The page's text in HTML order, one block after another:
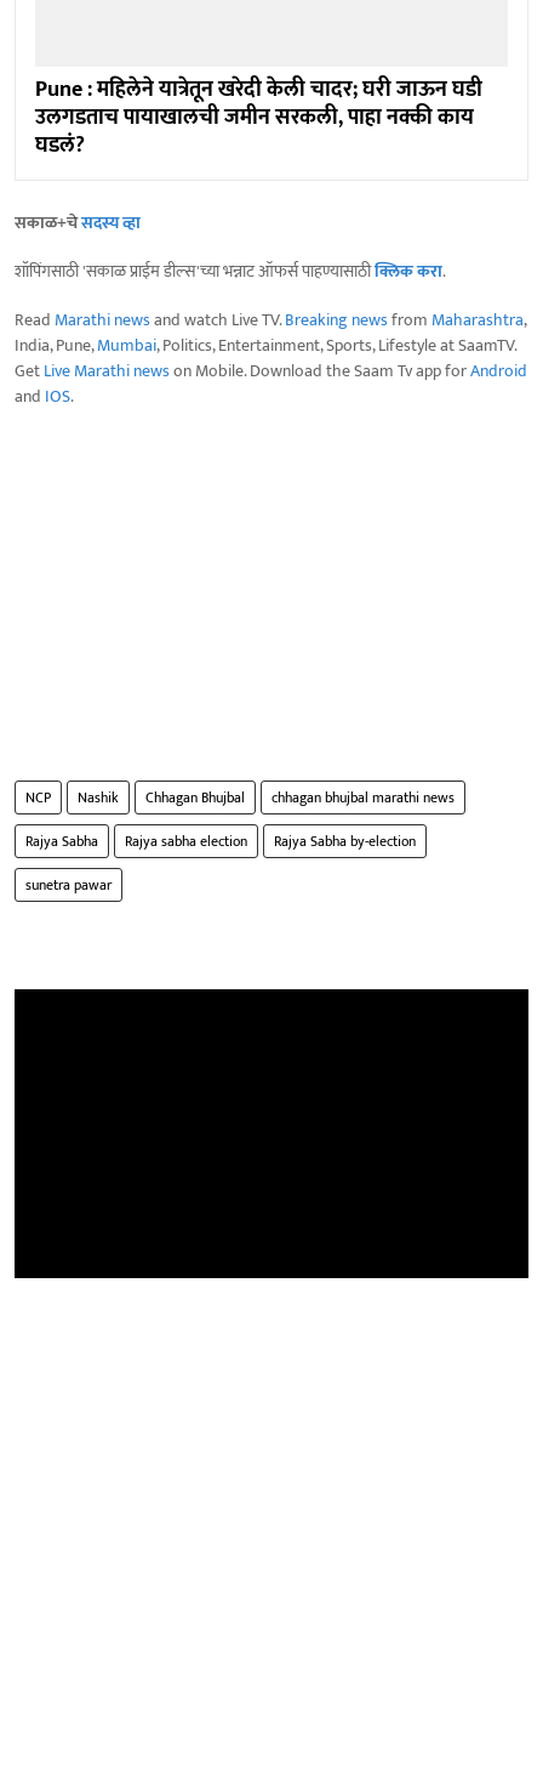
Pune : महिलेने यात्रेतून खरेदी केली चादर; घरी जाऊन घडी
उलगडताच पायाखालची जमीन सरकली, पाहा नक्की काय
घडलं?
सकाळ+चेसदस्य व्हा
शॉपिंगसाठी 'सकाळ प्राईम डील्स'च्या भन्नाट ऑफर्स पाहण्यासाठीक्लिक करा.
Read Marathi newsand watch Live TV.Breaking newsfrom Maharashtra,
India, Pune,Mumbai, Politics, Entertainment, Sports, Lifestyle at SaamTV.
GetLive Marathi newson Mobile. Download the Saam Tv app forAndroid
and IOS.
NCP Nashik Chhagan Bhujbal
chhagan bhujbal marathi news
Rajya Sabha
Rajya sabha election
Rajya Sabha by-election
sunetra pawar